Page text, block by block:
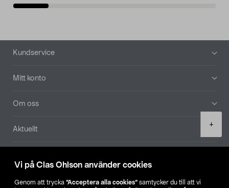
Vi på Clas Ohlson använder cookies
Genom att trycka ”Acceptera alla cookies” samtycker du till att vi
+
Sidfot
Kundservice
Mitt konto
Om oss
Aktuellt
Hitta butik